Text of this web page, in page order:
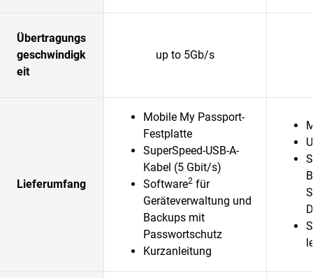
Übertragungs
geschwindigk
eit
up to 5Gb/s
Lieferumfang
Mobile My Passport-
Festplatte
SuperSpeed-USB-A-
Kabel (5 Gbit/s)
Software2 für
Geräteverwaltung und
Backups mit
Passwortschutz
Kurzanleitung